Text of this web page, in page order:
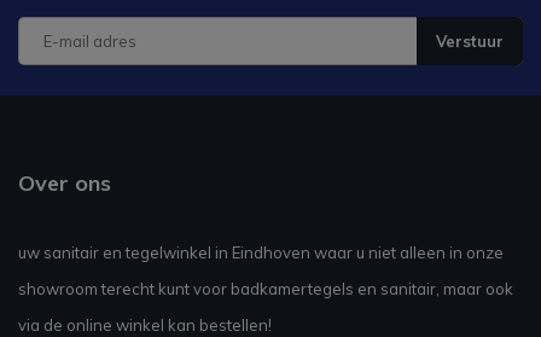
Verstuur
Over ons
uw sanitair en tegelwinkel in Eindhoven waar u niet alleen in onze
showroom terecht kunt voor badkamertegels en sanitair, maar ook
via de online winkel kan bestellen!